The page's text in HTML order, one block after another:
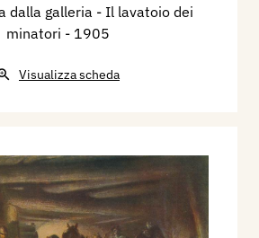
dalla galleria - Il lavatoio dei
minatori - 1905
Visualizza scheda